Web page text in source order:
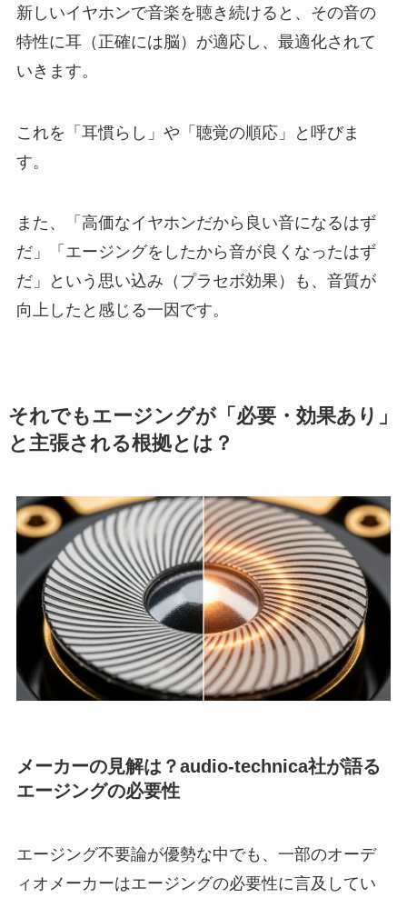
新しいイヤホンで音楽を聴き続けると、その音の
特性に耳（正確には脳）が適応し、最適化されて
いきます。
これを「耳慣らし」や「聴覚の順応」と呼びま
す。
また、「高価なイヤホンだから良い音になるはず
だ」「エージングをしたから音が良くなったはず
だ」という思い込み（プラセボ効果）も、音質が
向上したと感じる一因です。
それでもエージングが「必要・効果あり」
と主張される根拠とは？
メーカーの見解は？audio-technica社が語る
エージングの必要性
エージング不要論が優勢な中でも、一部のオーデ
ィオメーカーはエージングの必要性に言及してい